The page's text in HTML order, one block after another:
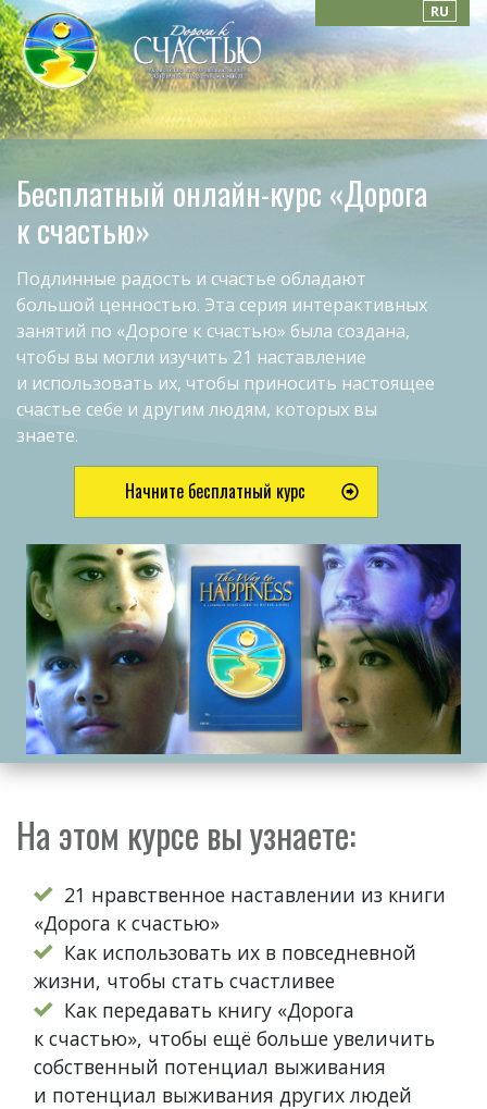
RU
Бесплатный онлайн-курс «Дорога
к счастью»
Подлинные радость и счастье обладают
большой ценностью. Эта серия интерактивных
занятий по «Дороге к счастью» была создана,
чтобы вы могли изучить 21 наставление
и использовать их, чтобы приносить настоящее
счастье себе и другим людям, которых вы
знаете.
Начните бесплатный курс
На этом курсе вы узнаете:
21 нравственное наставлении из книги
«Дорога к счастью»
Как использовать их в повседневной
жизни, чтобы стать счастливее
Как передавать книгу «Дорога
к счастью», чтобы ещё больше увеличить
собственный потенциал выживания
и потенциал выживания других людей